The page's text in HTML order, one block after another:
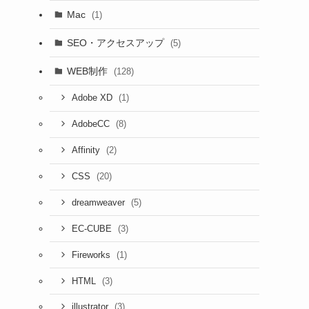
Mac (1)
SEO・アクセスアップ (5)
WEB制作 (128)
Adobe XD (1)
AdobeCC (8)
Affinity (2)
CSS (20)
dreamweaver (5)
EC-CUBE (3)
Fireworks (1)
HTML (3)
(3)